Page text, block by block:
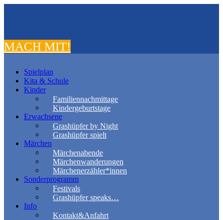
MACH MIT!
Spielplan
Kita & Schule
Kinder
Familiennachmittage
Kindergeburtstage
Erwachsene
Grashüpfer by Night
Grashüpfer spielt
Märchen
Märchenabende
Märchenwanderungen
Märchenerzähler*innen
Sonderprogramm
Festivals
Grashüpfer speaks…
Info
Kontakt&Anfahrt